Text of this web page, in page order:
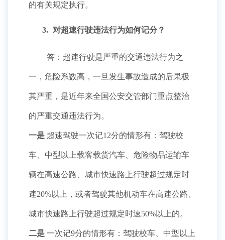
的有关规定执行。
3. 对超速行驶违法行为如何记分？
答：超速行驶是严重的交通违法行为之
一，危险系数高，一旦发生事故造成的后果极
其严重，是近年来全国公安交管部门重点整治
的严重交通违法行为。
一是 超速驾驶一次记12分的情形有：驾驶校
车、中型以上载客载货汽车、危险物品运输车
辆在高速公路、城市快速路上行驶超过规定时
速20%以上，或者驾驶其他机动车在高速公路、
城市快速路上行驶超过规定时速50%以上的。
二是 一次记9分的情形有：驾驶校车、中型以上